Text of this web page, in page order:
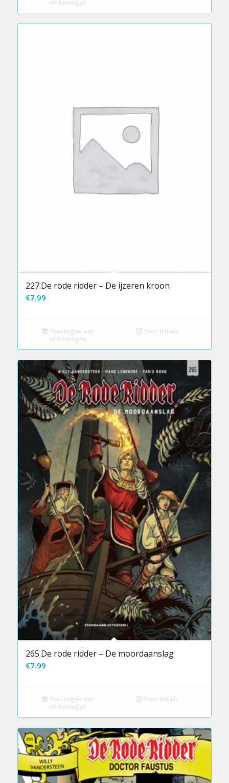
winkelwagen
227.De rode ridder – De ijzeren kroon
€7.99
Toevoegen aan
winkelwagen
Toon details
265.De rode ridder – De moordaanslag
€7.99
Toevoegen aan
winkelwagen
Toon details